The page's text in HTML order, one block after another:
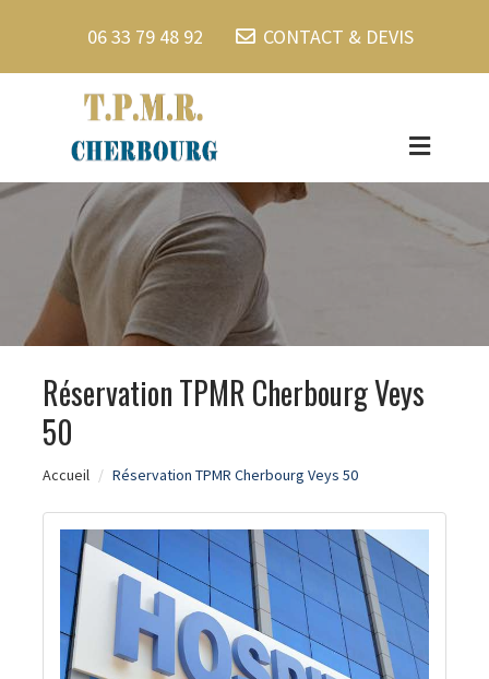
06 33 79 48 92 CONTACT & DEVIS
Réservation TPMR Cherbourg Veys
50
Accueil Réservation TPMR Cherbourg Veys 50